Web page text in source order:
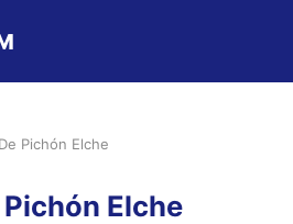
Pichón Elche
Elche